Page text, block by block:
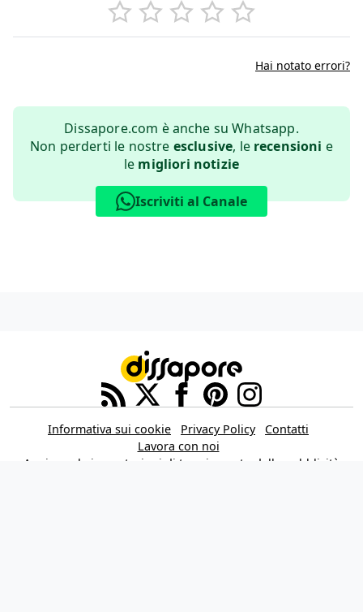
Hai notato errori?
Dissapore.com è anche su Whatsapp.
Non perderti le nostre esclusive, le recensioni e
le migliori notizie
Iscriviti al Canale
Informativa sui cookie Privacy Policy
Contatti
Lavora con noi
Aggiorna le impostazioni di tracciamento della pubblicità